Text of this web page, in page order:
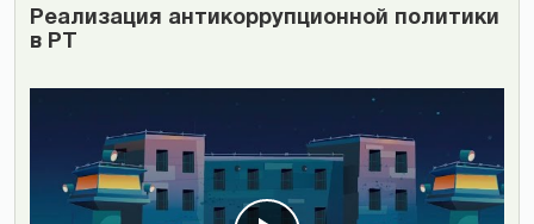
Реализация антикоррупционной политики
в РТ